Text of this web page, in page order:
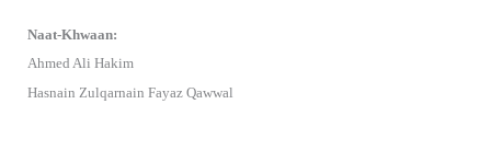
Naat-Khwaan:
Ahmed Ali Hakim
Hasnain Zulqarnain Fayaz Qawwal